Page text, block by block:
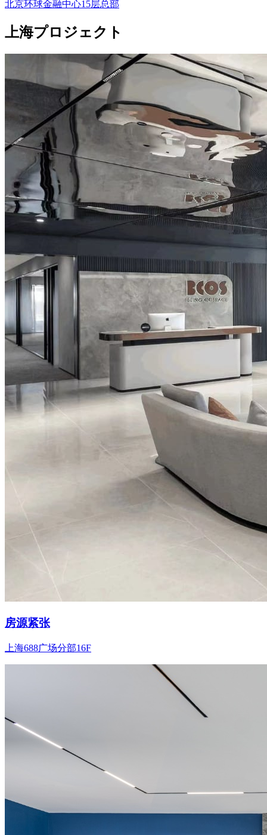
北京环球金融中心15层总部
上海プロジェクト
房源紧张
上海688广场分部16F